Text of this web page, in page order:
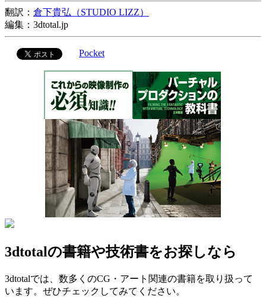
翻訳： 倉下貴弘（STUDIO LIZZ）
編集：3dtotal.jp
Pocket
3dtotalの書籍や技術書をお探しなら
3dtotalでは、数多くのCG・アート関連の書籍を取り扱って
います。ぜひチェックしてみてください。